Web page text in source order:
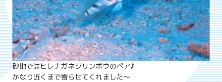
砂地ではヒレナガネジリンボウのペア♪
かなり近くまで寄らせてくれました～